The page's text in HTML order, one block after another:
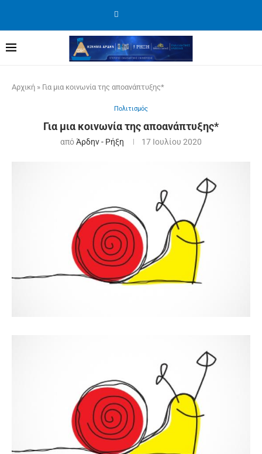
Αρχική » Για μια κοινωνία της αποανάπτυξης*
Πολιτισμός
Για μια κοινωνία της αποανάπτυξης*
απόΆρδην - Ρήξη 17 Ιουλίου 2020